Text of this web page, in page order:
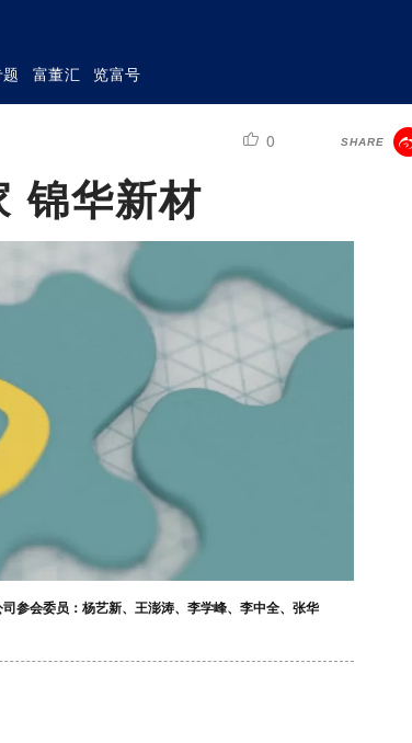
富董汇 览富号
0 SHARE
锦华新材
参会委员：杨艺新、王澎涛、李学峰、李中全、张华